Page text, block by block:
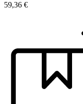
59,36 €